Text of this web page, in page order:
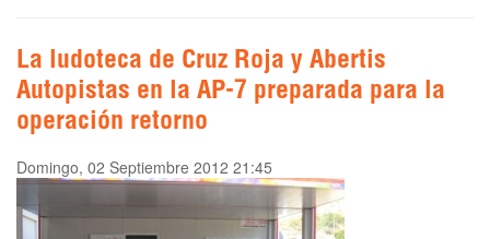
La ludoteca de Cruz Roja y Abertis
Autopistas en la AP-7 preparada para la
operación retorno
Domingo, 02 Septiembre 2012 21:45